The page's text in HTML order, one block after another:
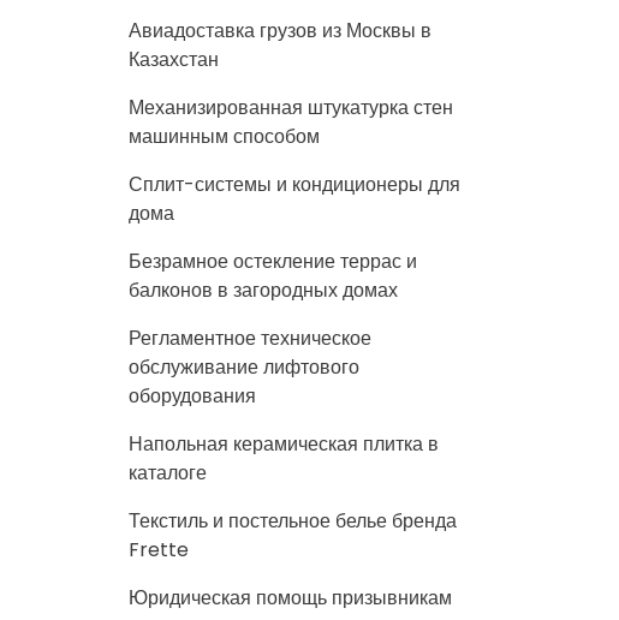
Авиадоставка грузов из Москвы в
Казахстан
Механизированная штукатурка стен
машинным способом
Сплит-системы и кондиционеры для
дома
Безрамное остекление террас и
балконов в загородных домах
Регламентное техническое
обслуживание лифтового
оборудования
Напольная керамическая плитка в
каталоге
Текстиль и постельное белье бренда
Frette
Юридическая помощь призывникам